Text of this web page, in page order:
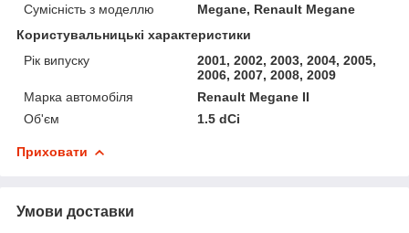
Сумісність з моделлю
Megane, Renault Megane
Користувальницькі характеристики
Рік випуску
2001, 2002, 2003, 2004, 2005,
2006, 2007, 2008, 2009
Марка автомобіля
Renault Megane II
Об'єм
1.5 dCi
Приховати
Умови доставки